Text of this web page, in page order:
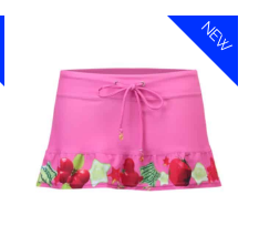
NEW